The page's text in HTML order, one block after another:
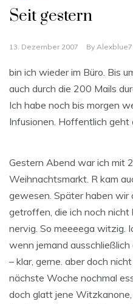
Seit gestern
13. Dezember 2007 By
bin ich wieder im Büro. Bis
auch durch die 200 Mails
Ich habe noch bis morgen
Infusionen. Hoffentlich
Gestern Abend war ich mit
Weihnachtsmarkt. R kam
gewesen. Später haben wir
getroffen, die ich noch
nervig. So meeeega witzig.
wenn jemand
– klar, gerne. aber doch
nächste Woche nochmal
doch glatt jene